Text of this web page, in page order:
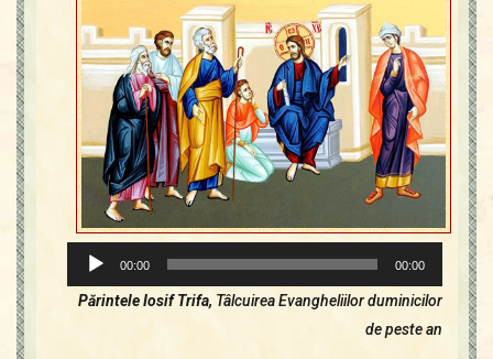
Player
audio
00:00 00:00
Părintele Iosif Trifa, Tâlcuirea Evangheliilor duminicilor
de peste an